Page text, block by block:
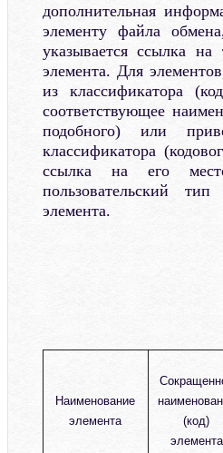
дополнительная
элементу файла
указывается ссылка
элемента. Для
из классификатора
соответствующее
подобного) или
классификатора
ссылка на его
пользовательский
элемента.
Наименование
элемента
(код)
элемента